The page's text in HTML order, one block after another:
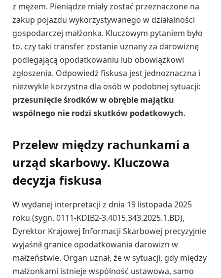
z mężem. Pieniądze miały zostać przeznaczone na
zakup pojazdu wykorzystywanego w działalności
gospodarczej małżonka. Kluczowym pytaniem było
to, czy taki transfer zostanie uznany za darowiznę
podlegającą opodatkowaniu lub obowiązkowi
zgłoszenia. Odpowiedź fiskusa jest jednoznaczna i
niezwykle korzystna dla osób w podobnej sytuacji:
przesunięcie środków w obrębie majątku
wspólnego nie rodzi skutków podatkowych.
Przelew między rachunkami a
urząd skarbowy. Kluczowa
decyzja fiskusa
W wydanej interpretacji z dnia 19 listopada 2025
roku (sygn. 0111-KDIB2-3.4015.343.2025.1.BD),
Dyrektor Krajowej Informacji Skarbowej precyzyjnie
wyjaśnił granice opodatkowania darowizn w
małżeństwie. Organ uznał, że w sytuacji, gdy między
małżonkami istnieje wspólność ustawowa, samo